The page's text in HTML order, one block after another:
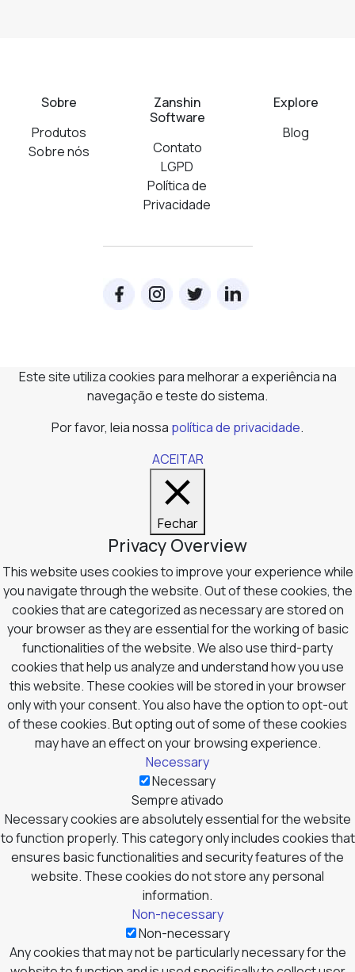
Sobre
Produtos
Sobre nós
Zanshin
Software
Contato
LGPD
Política de
Privacidade
Explore
Blog
Este site utiliza cookies para melhorar a experiência na
navegação e teste do sistema.
Por favor, leia nossa política de privacidade.
ACEITAR
Fechar
Privacy Overview
This website uses cookies to improve your experience while
you navigate through the website. Out of these cookies, the
cookies that are categorized as necessary are stored on
your browser as they are essential for the working of basic
functionalities of the website. We also use third-party
cookies that help us analyze and understand how you use
this website. These cookies will be stored in your browser
only with your consent. You also have the option to opt-out
of these cookies. But opting out of some of these cookies
may have an effect on your browsing experience.
Necessary
Necessary
Sempre ativado
Necessary cookies are absolutely essential for the website
to function properly. This category only includes cookies that
ensures basic functionalities and security features of the
website. These cookies do not store any personal
information.
Non-necessary
Non-necessary
Any cookies that may not be particularly necessary for the